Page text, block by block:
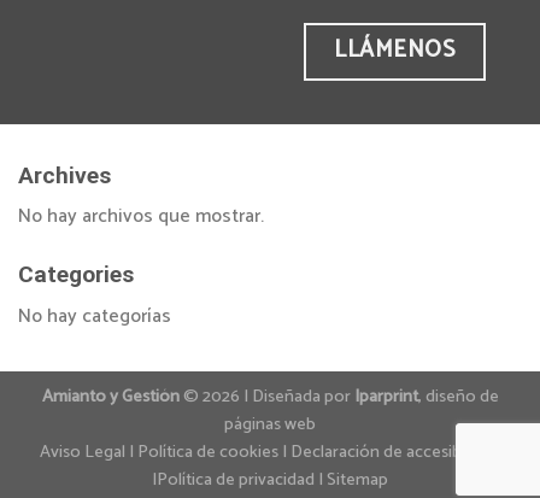
LLÁMENOS
Archives
No hay archivos que mostrar.
Categories
No hay categorías
Amianto y Gestión© 2026 | Diseñada porIparprint, diseño de
páginas web
Aviso Legal | Política de cookies| Declaración de accesibilidad
|Política de privacidad | Sitemap